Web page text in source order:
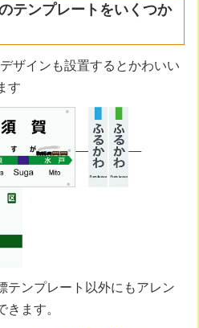
ンプレートをいくつか
ザインも設置するとかわいい
す
ンプレート以外にもアレン
きます。